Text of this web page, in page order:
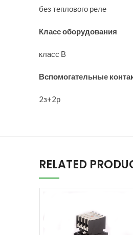
без теплового реле
Класс оборудования
класс В
Вспомогательные
2з+2р
RELATED